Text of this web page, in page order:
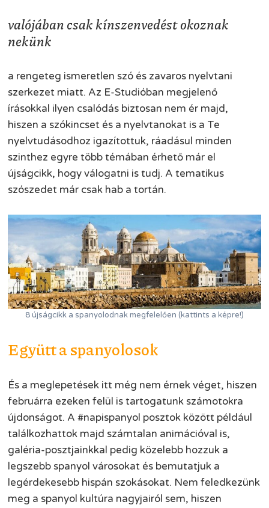
valójában csak kínszenvedést okoznak
nekünk
a rengeteg ismeretlen szó és zavaros nyelvtani
szerkezet miatt. Az E-Studióban megjelenő
írásokkal ilyen csalódás biztosan nem ér majd,
hiszen a szókincset és a nyelvtanokat is a Te
nyelvtudásodhoz igazítottuk, ráadásul minden
szinthez egyre több témában érhető már el
újságcikk, hogy válogatni is tudj. A tematikus
szószedet már csak hab a tortán.
8 újságcikk a spanyolodnak megfelelően (kattints a képre!)
Együtt a spanyolosok
És a meglepetések itt még nem érnek véget, hiszen
februárra ezeken felül is tartogatunk számotokra
újdonságot. A #napispanyol posztok között például
találkozhattok majd számtalan animációval is,
galéria-posztjainkkal pedig közelebb hozzuk a
legszebb spanyol városokat és bemutatjuk a
legérdekesebb hispán szokásokat. Nem feledkezünk
meg a spanyol kultúra nagyjairól sem, hiszen